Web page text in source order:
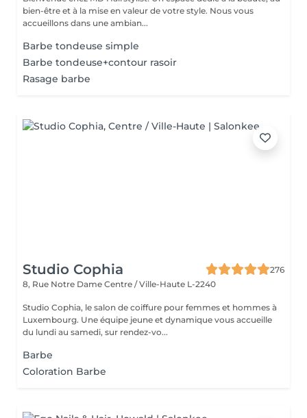
bien-être et à la mise en valeur de votre style. Nous vous
accueillons dans une ambian...
Barbe tondeuse simple
Barbe tondeuse+contour rasoir
Rasage barbe
Studio Cophia
276
8, Rue Notre Dame Centre / Ville-Haute L-2240
Studio Cophia, le salon de coiffure pour femmes et hommes à
Luxembourg. Une équipe jeune et dynamique vous accueille
du lundi au samedi, sur rendez-vo...
Barbe
Coloration Barbe